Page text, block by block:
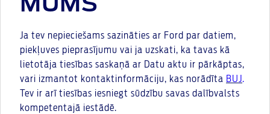
MUMS
Ja tev nepieciešams sazināties ar Ford par datiem,
piekļuves pieprasījumu vai ja uzskati, ka tavas kā
lietotāja tiesības saskaņā ar Datu aktu ir pārkāptas,
vari izmantot kontaktinformāciju, kas norādīta BUJ.
Tev ir arī tiesības iesniegt sūdzību savas dalībvalsts
kompetentajā iestādē.